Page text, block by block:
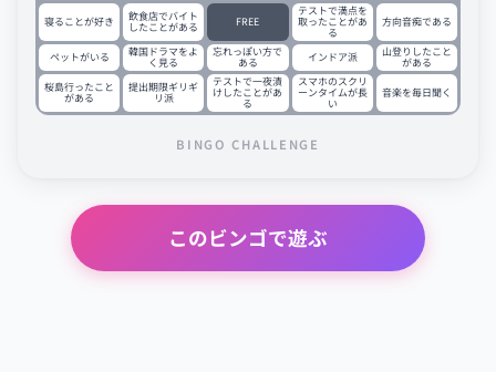
寝ることが好き 飲食店でバイト
したことがある FREE
テストで満点を
取ったことがあ
る
方向音痴である
ペットがいる 韓国ドラマをよ
く見る
忘れっぽい方で
ある インドア派 山登りしたこと
がある
桜島行ったこと
がある
提出期限ギリギ
リ派
テストで一夜漬
けしたことがあ
る
スマホのスクリ
ーンタイムが長
い
音楽を毎日聞く
BINGO CHALLENGE
このビンゴで遊ぶ